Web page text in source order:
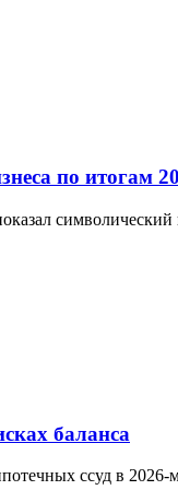
по итогам
символический
баланса
ссуд в 2026-